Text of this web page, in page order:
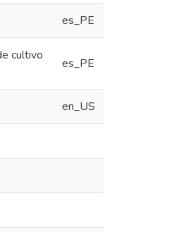
es_PE
cultivo
es_PE
en_US